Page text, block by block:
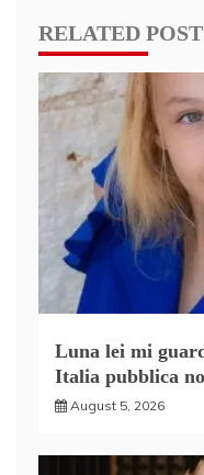
RELATED
Luna lei mi
Italia pubblica
August 5, 2026